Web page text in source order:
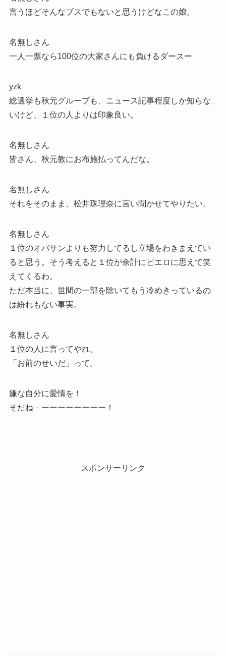
言うほどそんなブスでもないと思うけどなこの娘。
名無しさん
一人一票なら100位の大家さんにも負けるダースー
yzk
総選挙も秋元グループも、ニュース記事程度しか知らな
いけど、１位の人よりは印象良い。
名無しさん
皆さん、秋元教にお布施払ってんだな。
名無しさん
それをそのまま、松井珠理奈に言い聞かせてやりたい。
名無しさん
１位のオバサンよりも努力してるし立場をわきまえてい
ると思う。そう考えると１位が余計にピエロに思えて笑
えてくるわ。
ただ本当に、世間の一部を除いてもう冷めきっているの
は紛れもない事実。
名無しさん
１位の人に言ってやれ。
「お前のせいだ」って。
嫌な自分に愛情を！
そだね－ーーーーーーーー！
スポンサーリンク